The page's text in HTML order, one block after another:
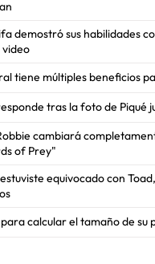
demostró sus habilidades
video
tiene múltiples beneficios
tras la foto de Piqué
cambiará
of Prey"
equivocado con
calcular el tamaño de su